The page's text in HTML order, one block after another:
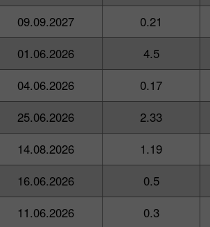
09.09.2027 0.21
01.06.2026 4.5
04.06.2026 0.17
25.06.2026 2.33
14.08.2026 1.19
16.06.2026 0.5
11.06.2026 0.3